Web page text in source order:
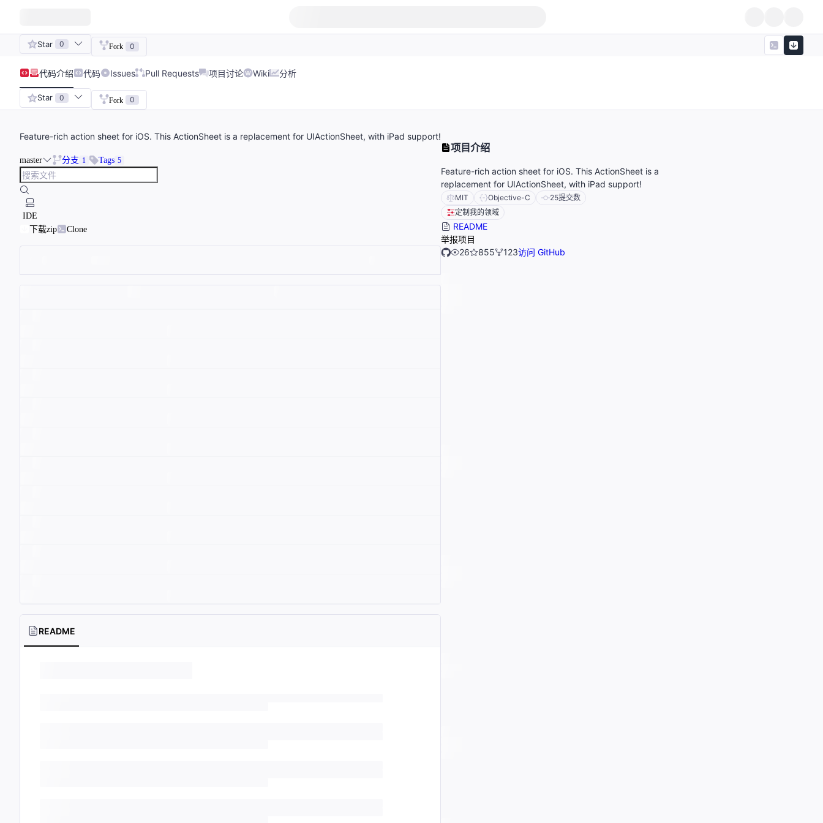
Star 0 Fork 0
代码介绍 代码 Issues Pull Requests 项目讨论 Wiki 分析
Star 0 Fork 0
Feature-rich action sheet for iOS. This ActionSheet is a replacement for UIActionSheet, with iPad support!
master 分支 1 Tags 5
IDE
下载zip
Clone
README
项目介绍
Feature-rich action sheet for iOS. This ActionSheet is a
replacement for UIActionSheet, with iPad support!
MIT Objective-C 25提交数
定制我的领域
README
举报项目
26
855 123访问 GitHub